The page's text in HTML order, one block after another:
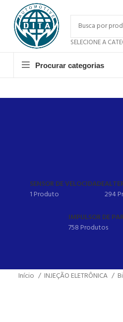
SELECIONE A
Procurar categorias
SENSOR DE VELOCIDADE
1 Produto
294
IMPULSOR DE
758 Produtos
Início INJEÇÃO ELETRÔNICA